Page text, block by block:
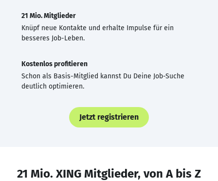
21 Mio. Mitglieder
Knüpf neue Kontakte und erhalte Impulse für ein
besseres Job-Leben.
Kostenlos profitieren
Schon als Basis-Mitglied kannst Du Deine Job-Suche
deutlich optimieren.
Jetzt registrieren
21 Mio. XING Mitglieder, von A bis Z